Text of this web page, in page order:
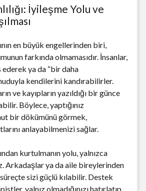
İyileşme Yolu ve
en büyük engellerinden biri,
farkında olmamasıdır. İnsanlar,
ederek ya da “bir daha
kendilerini kandırabilirler.
ve kayıpların yazıldığı bir günce
Böylece, yaptığınız
bir dökümünü görmek,
anlayabilmenizi sağlar.
kurtulmanın yolu, yalnızca
Arkadaşlar ya da aile bireylerinden
sizi güçlü kılabilir. Destek
yalnız olmadığınızı hatırlatıp